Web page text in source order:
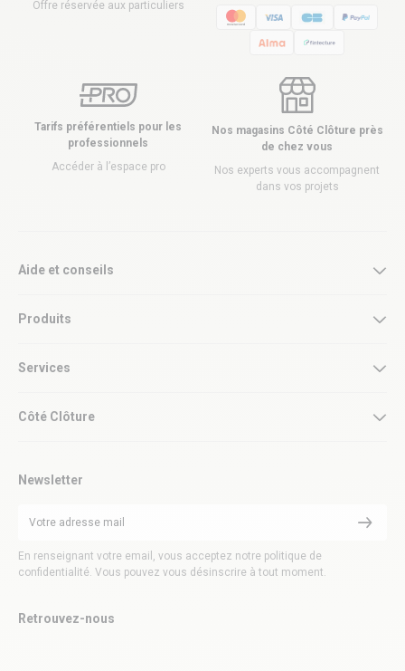
Offre réservée aux particuliers
Tarifs préférentiels pour les
professionnels
Accéder à l’espace pro
Nos magasins Côté Clôture près
de chez vous
Nos experts vous accompagnent
dans vos projets
Aide et conseils
Produits
Services
Côté Clôture
Newsletter
En renseignant votre email, vous acceptez notre politique de
confidentialité. Vous pouvez vous désinscrire à tout moment.
Retrouvez-nous